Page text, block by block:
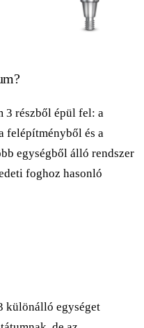
3 részből épül fel: a
felépítményből és a
egységből álló rendszer
foghoz hasonló
különálló egységet